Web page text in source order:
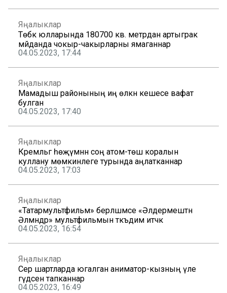
Яңалыклар
Төбәк юлларында 180700 кв. метрдан артыграк
мәйданда чокыр-чакырларны ямаганнар
04.05.2023, 17:44
Яңалыклар
Мамадыш районының иң өлкән кешесе вафат
булган
04.05.2023, 17:40
Яңалыклар
Кремльгә һөҗүмнән соң атом-төш коралын
куллану мөмкинлеге турында аңлатканнар
04.05.2023, 17:03
Яңалыклар
«Татармультфильм» берләшмәсе «Әлдермештән
Әлмәндәр» мультфильмын тәкъдим итәчәк
04.05.2023, 16:54
Яңалыклар
Сәер шартларда югалган аниматор-кызның үле
гәүдәсен тапканнар
04.05.2023, 16:49